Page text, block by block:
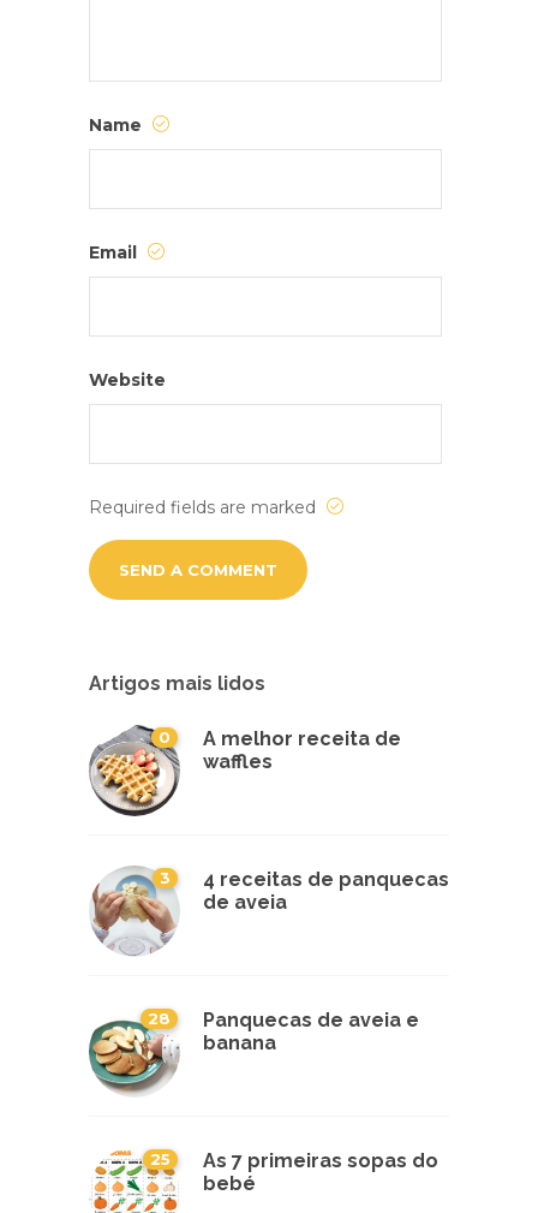
Name
Email
Website
Required fields are marked
Artigos mais lidos
0
A melhor receita de
waffles
3
4 receitas de panquecas
de aveia
28
Panquecas de aveia e
banana
25
As 7 primeiras sopas do
bebé